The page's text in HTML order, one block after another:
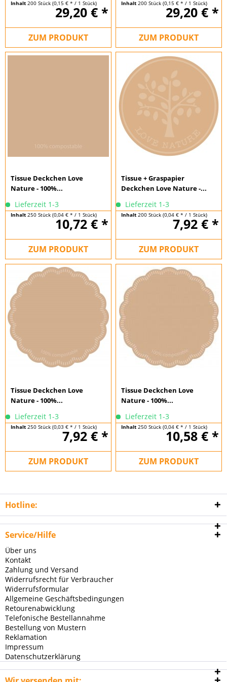
Inhalt200 Stück(0,15 € * / 1 Stück)
29,20 € *
ZUM PRODUKT
Inhalt200 Stück(0,15 € * / 1 Stück)
29,20 € *
ZUM PRODUKT
Tissue Deckchen Love
Nature - 100%...
Lieferzeit 1-3
Inhalt250 Stück(0,04 € * / 1 Stück)
10,72 € *
ZUM PRODUKT
Tissue + Graspapier
Deckchen Love Nature -...
Lieferzeit 1-3
Inhalt200 Stück(0,04 € * / 1 Stück)
7,92 € *
ZUM PRODUKT
Tissue Deckchen Love
Nature - 100%...
Lieferzeit 1-3
Inhalt250 Stück(0,03 € * / 1 Stück)
7,92 € *
ZUM PRODUKT
Tissue Deckchen Love
Nature - 100%...
Lieferzeit 1-3
Inhalt250 Stück(0,04 € * / 1 Stück)
10,58 € *
ZUM PRODUKT
Hotline:
Service/Hilfe
Über uns
Kontakt
Zahlung und Versand
Widerrufsrecht für Verbraucher
Widerrufsformular
Allgemeine Geschäftsbedingungen
Retourenabwicklung
Telefonische Bestellannahme
Bestellung von Mustern
Reklamation
Impressum
Datenschutzerklärung